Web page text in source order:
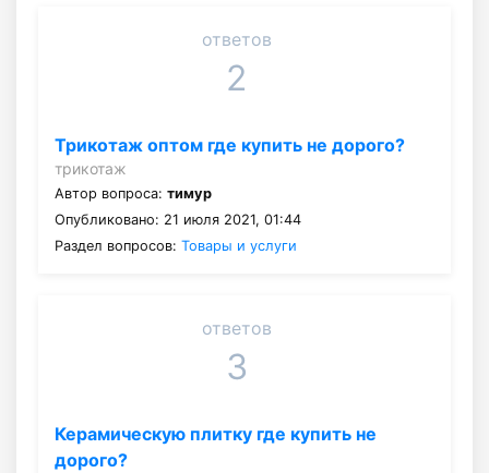
ответов
2
Трикотаж оптом где купить не дорого?
трикотаж
Автор вопроса: тимур
Опубликовано: 21 июля 2021, 01:44
Раздел вопросов: Товары и услуги
ответов
3
Керамическую плитку где купить не
дорого?